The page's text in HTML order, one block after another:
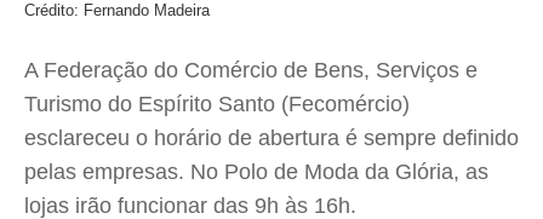
Crédito: Fernando Madeira
A Federação do Comércio de Bens, Serviços e
Turismo do Espírito Santo (Fecomércio)
esclareceu o horário de abertura é sempre definido
pelas empresas. No Polo de Moda da Glória, as
lojas irão funcionar das 9h às 16h.